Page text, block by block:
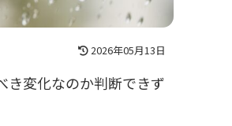
2026年05月13日
き変化なのか判断できず